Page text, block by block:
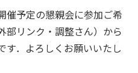
催予定の懇親会に参加ご希
部リンク・調整さん）から
す．よろしくお願いいたし